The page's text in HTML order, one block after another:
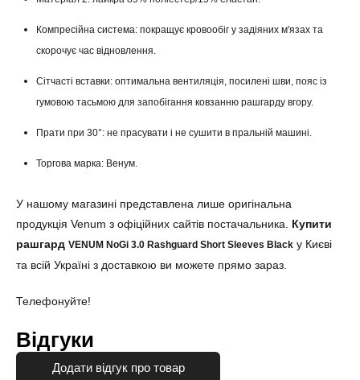
Компресійна система: покращує кровообіг у задіяних м'язах та
скорочує час відновлення.
Сітчасті вставки: оптимальна вентиляція, посилені шви, пояс із
гумовою тасьмою для запобігання ковзанню рашгарду вгору.
Прати при 30°: не прасувати і не сушити в пральній машині.
Торгова марка: Венум.
У нашому магазині представлена лише оригінальна
продукція Venum з офіційних сайтів постачальника. Купити
рашгард VENUM NoGi 3.0 Rashguard Short Sleeves Black у Києві
та всій Україні з доставкою ви можете прямо зараз.
Телефонуйте!
Відгуки
Додати відгук про товар